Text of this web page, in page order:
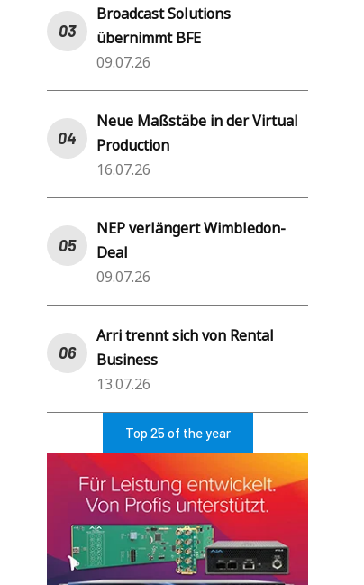
Broadcast Solutions
übernimmt BFE
09.07.26
Neue Maßstäbe in der Virtual
Production
16.07.26
NEP verlängert Wimbledon-
Deal
09.07.26
Arri trennt sich von Rental
Business
13.07.26
Top 25 of the year